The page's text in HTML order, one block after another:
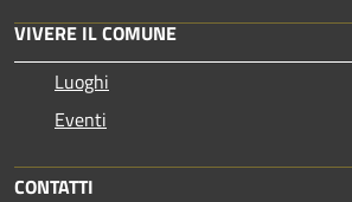
VIVERE IL COMUNE
Luoghi
Eventi
CONTATTI